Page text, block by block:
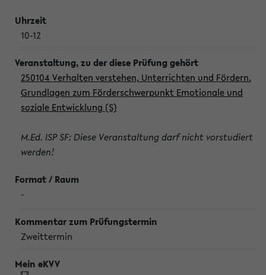
10-12
250104 Verhalten verstehen, Unterrichten und Fördern.
Grundlagen zum Förderschwerpunkt Emotionale und
soziale Entwicklung (S)
M.Ed. ISP SF: Diese Veranstaltung darf nicht vorstudiert
werden!
-
Zweittermin